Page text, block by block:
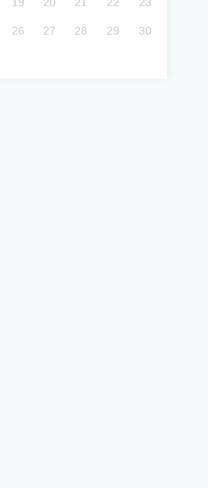
26 27 28 29 30